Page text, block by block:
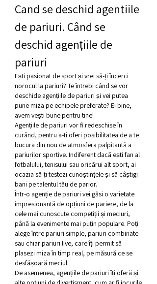
Cand se deschid agentiile
de pariuri. Când se
deschid agențiile de
pariuri
Ești pasionat de sport și vrei să-ți încerci
norocul la pariuri? Te întrebi când se vor
deschide agențiile de pariuri și vei putea
pune miza pe echipele preferate? Ei bine,
avem vești bune pentru tine!
Agențiile de pariuri vor fi redeschise în
curând, pentru a-ți oferi posibilitatea de a te
bucura din nou de atmosfera palpitantă a
pariurilor sportive. Indiferent dacă ești fan al
fotbalului, tenisului sau oricărui alt sport, ai
ocazia să-ți testezi cunoștințele și să câștigi
bani pe talentul tău de parior.
Într-o agenție de pariuri vei găsi o varietate
impresionantă de opțiuni de pariere, de la
cele mai cunoscute competiții și meciuri,
până la evenimente mai puțin populare. Poți
alege între pariuri simple, pariuri combinate
sau chiar pariuri live, care îți permit să
plasezi miza în timp real, pe măsură ce se
desfășoară meciul.
De asemenea, agențiile de pariuri îți oferă și